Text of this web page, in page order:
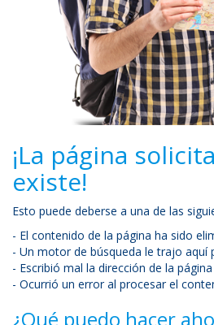
¡La página
existe!
Esto puede deberse a una de las
- El contenido de la página ha sido
- Un motor de búsqueda le trajo aquí
- Escribió mal la dirección de la página
- Ocurrió un error al procesar el
¿Qué puedo hacer